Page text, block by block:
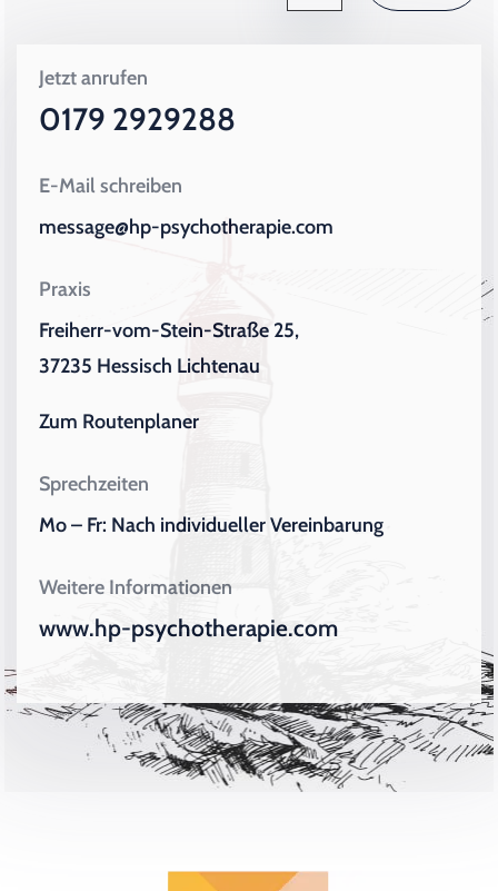
Jetzt anrufen
0179 2929288
E-Mail schreiben
message@hp-psychotherapie.com
Praxis
Freiherr-vom-Stein-Straße 25,
37235 Hessisch Lichtenau
Zum Routenplaner
Sprechzeiten
Mo – Fr: Nach individueller Vereinbarung
Weitere Informationen
www.hp-psychotherapie.com